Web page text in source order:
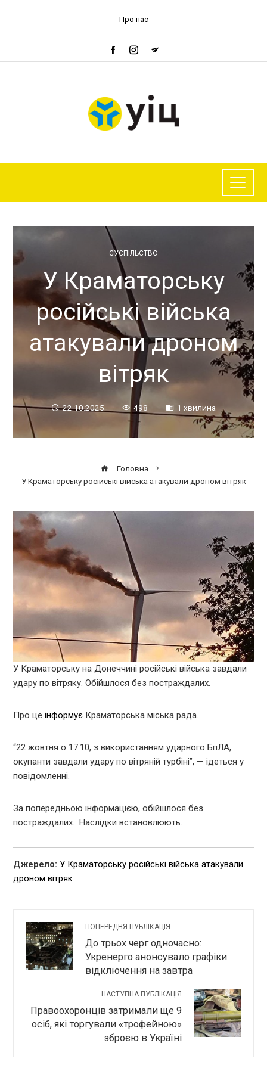
Про нас
СУСПІЛЬСТВО
У Краматорську
російські війська
атакували дроном
вітряк
22.10.2025 498 1 хвилина
Головна
У Краматорську російські війська атакували дроном вітряк
У Краматорську на Донеччині російські війська завдали
удару по вітряку. Обійшлося без постраждалих.
Про цеінформує Краматорська міська рада.
“22 жовтня о 17:10, з використанням ударного БпЛА,
окупанти завдали удару по вітряній турбіні”, — ідеться у
повідомленні.
За попередньою інформацією, обійшлося без
постраждалих. Наслідки встановлюють.
Джерело: У Краматорську російські війська атакували
дроном вітряк
ПОПЕРЕДНЯ ПУБЛІКАЦІЯ
До трьох черг одночасно:
Укренерго анонсувало графіки
відключення на завтра
НАСТУПНА ПУБЛІКАЦІЯ
Правоохоронців затримали ще 9
осіб, які торгували «трофейною»
зброєю в Україні